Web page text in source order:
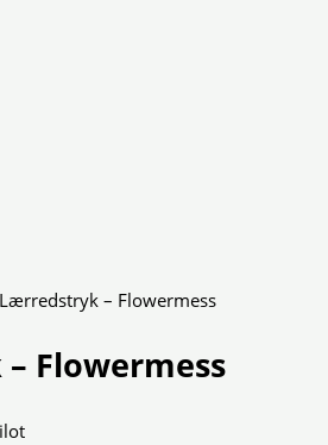
– Flowermess
Flowermess